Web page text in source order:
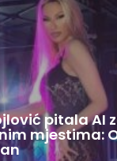
pitala AI
mjestima: